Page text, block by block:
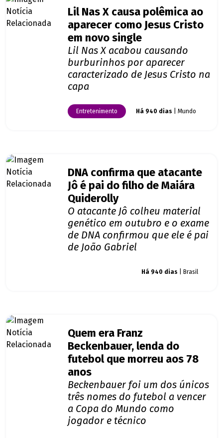
Lil Nas X causa polêmica ao
aparecer como Jesus Cristo
em novo single
Lil Nas X acabou causando
burburinhos por aparecer
caracterizado de Jesus Cristo na
capa
Entretenimento Há 940 dias | Mundo
DNA confirma que atacante
Jô é pai do filho de Maiára
Quiderolly
O atacante Jô colheu material
genético em outubro e o exame
de DNA confirmou que ele é pai
de João Gabriel
Há 940 dias | Brasil
Quem era Franz
Beckenbauer, lenda do
futebol que morreu aos 78
anos
Beckenbauer foi um dos únicos
três nomes do futebol a vencer
a Copa do Mundo como
jogador e técnico